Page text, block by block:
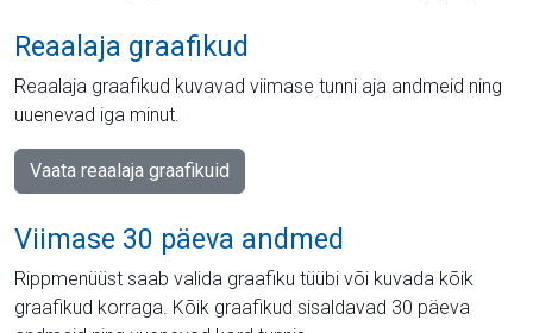
Reaalaja graafikud
Reaalaja graafikud kuvavad viimase tunni aja andmeid ning
uuenevad iga minut.
Vaata reaalaja graafikuid
Viimase 30 päeva andmed
Rippmenüüst saab valida graafiku tüübi või kuvada kõik
graafikud korraga. Kõik graafikud sisaldavad 30 päeva